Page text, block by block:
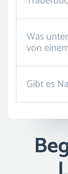
Was
von
Gibt es